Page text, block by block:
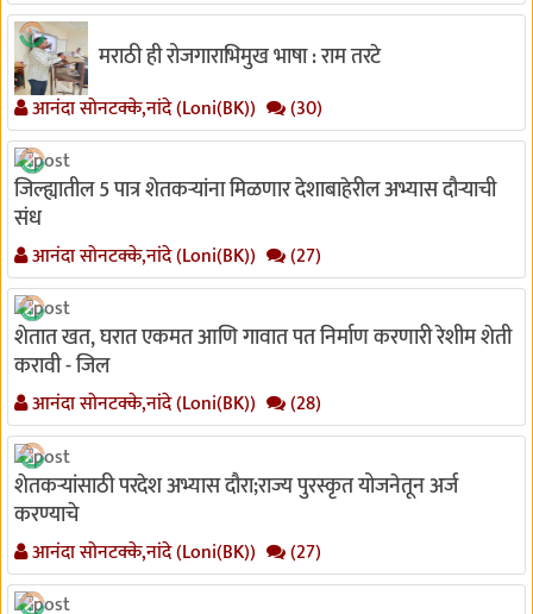
मराठी ही रोजगाराभिमुख भाषा : राम तरटे
आनंदा सोनटक्के,नांदे (Loni(BK)) (30)
जिल्ह्यातील 5 पात्र शेतकऱ्यांना मिळणार देशाबाहेरील अभ्यास दौऱ्याची
संध
आनंदा सोनटक्के,नांदे (Loni(BK)) (27)
शेतात खत, घरात एकमत आणि गावात पत निर्माण करणारी रेशीम शेती
करावी - जिल
आनंदा सोनटक्के,नांदे (Loni(BK)) (28)
शेतकऱ्यांसाठी परदेश अभ्यास दौरा;राज्य पुरस्कृत योजनेतून अर्ज
करण्याचे
आनंदा सोनटक्के,नांदे (Loni(BK)) (27)